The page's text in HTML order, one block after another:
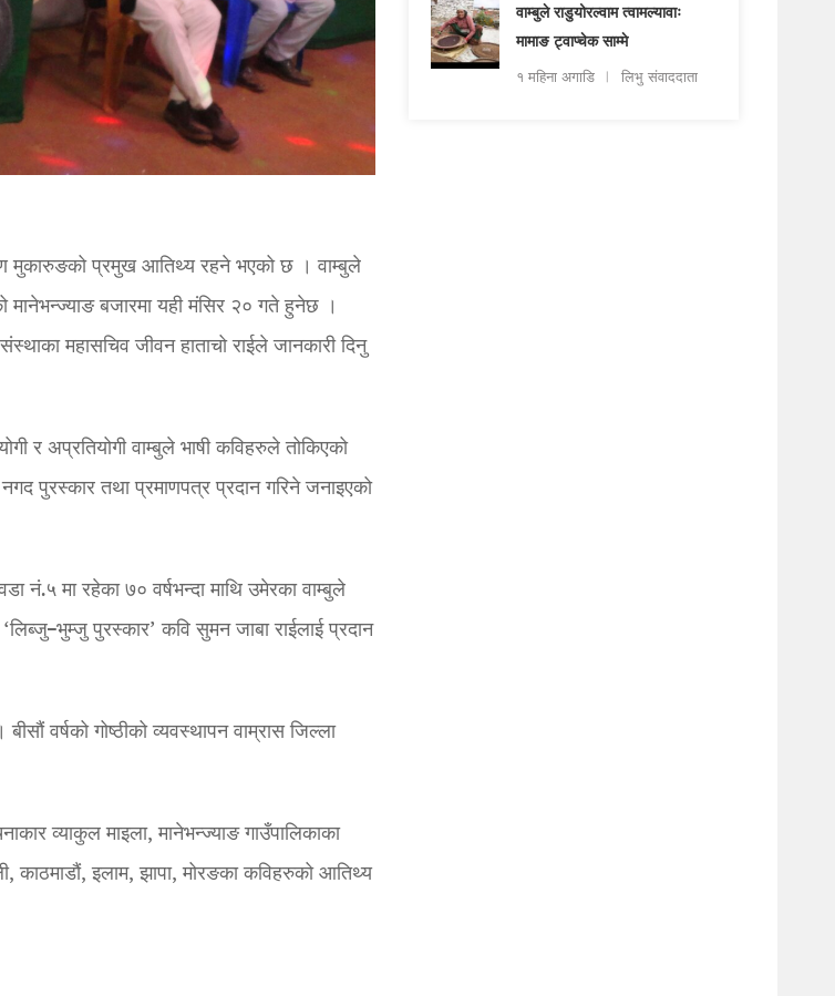
मुकारुङको प्रमुख आतिथ्य रहने भएको छ । वाम्बुले
बजारमा यही मंसिर २० गते हुनेछ ।
महासचिव जीवन हाताचो राईले जानकारी दिनु
र अप्रतियोगी वाम्बुले भाषी कविहरुले तोकिएको
पुरस्कार तथा प्रमाणपत्र प्रदान गरिने जनाइएको
नं.५ मा रहेका ७० वर्षभन्दा माथि उमेरका वाम्बुले
पुरस्कार’ कवि सुमन जाबा राईलाई प्रदान
वर्षको गोष्ठीको व्यवस्थापन वाम्रास जिल्ला
व्याकुल माइला, मानेभन्ज्याङ गाउँपालिकाका
काठमाडौं, इलाम, झापा, मोरङका कविहरुको आतिथ्य
वाम्बुले राडुयोरल्वाम त्वामल्यावाः
मामाङ ट्वाप्चेक साम्मे
१ महिना अगाडि लिभु संवाददाता